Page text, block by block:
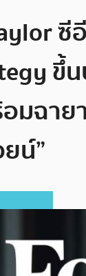
ซี
ขึ้
มฉาย
น์”